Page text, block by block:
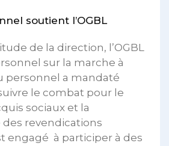
soutient l’OGBL
de la direction, l’OGBL
sur la marche à
personnel a mandaté
le combat pour le
sociaux et la
revendications
engagé à participer à des